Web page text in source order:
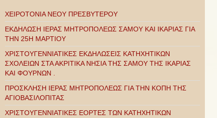
ΧΕΙΡΟΤΟΝΙΑ ΝΕΟΥ ΠΡΕΣΒΥΤΕΡΟΥ
ΕΚΔΗΛΩΣΗ ΙΕΡΑΣ ΜΗΤΡΟΠΟΛΕΩΣ ΣΑΜΟΥ ΚΑΙ ΙΚΑΡΙΑΣ ΓΙΑ
ΤΗΝ 25Η ΜΑΡΤΙΟΥ
ΧΡΙΣΤΟΥΓΕΝΝΙΑΤΙΚΕΣ ΕΚΔΗΛΩΣΕΙΣ ΚΑΤΗΧΗΤΙΚΩΝ
ΣΧΟΛΕΙΩΝ ΣΤΑ ΑΚΡΙΤΙΚΑ ΝΗΣΙΑ ΤΗΣ ΣΑΜΟΥ ΤΗΣ ΙΚΑΡΙΑΣ
ΚΑΙ ΦΟΥΡΝΩΝ .
ΠΡΟΣΚΛΗΣΗ ΙΕΡΑΣ ΜΗΤΡΟΠΟΛΕΩΣ ΓΙΑ ΤΗΝ ΚΟΠΗ ΤΗΣ
ΑΓΙΟΒΑΣΙΛΟΠΙΤΑΣ
ΧΡΙΣΤΟΥΓΕΝΝΙΑΤΙΚΕΣ ΕΟΡΤΕΣ ΤΩΝ ΚΑΤΗΧΗΤΙΚΩΝ